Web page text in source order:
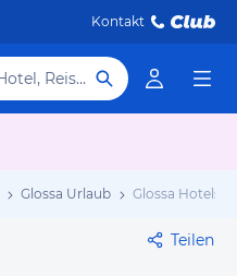
Kontakt
Hotel, Reiseziel
Glossa Urlaub Glossa Hotels
Teilen